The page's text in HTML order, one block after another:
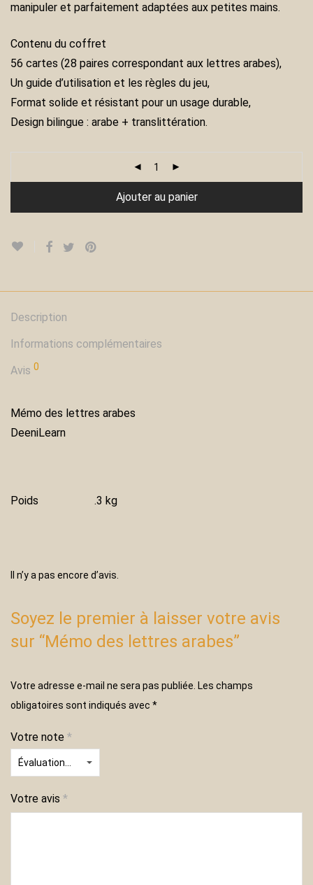
manipuler et parfaitement adaptées aux petites mains.
Contenu du coffret
56 cartes (28 paires correspondant aux lettres arabes),
Un guide d’utilisation et les règles du jeu,
Format solide et résistant pour un usage durable,
Design bilingue : arabe + translittération.
Ajouter au panier
Description
Informations complémentaires
Avis 0
Mémo des lettres arabes
DeeniLearn
Poids .3 kg
Il n’y a pas encore d’avis.
Soyez le premier à laisser votre avis
sur “Mémo des lettres arabes”
Votre adresse e-mail ne sera pas publiée. Les champs
obligatoires sont indiqués avec *
Votre note *
Votre avis *